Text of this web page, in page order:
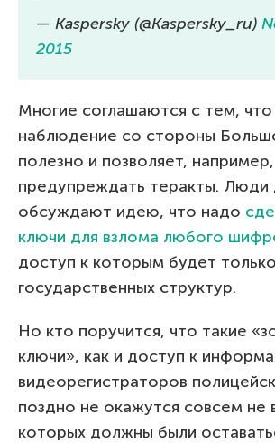
— Kaspersky (@Kaspersky_ru)
2015
Многие соглашаются с тем,
наблюдение со стороны
полезно и позволяет, например,
предупреждать теракты. Люди
обсуждают идею, что надо
ключи для взлома любого
доступ к которым будет
государственных структур.
Но кто поручится, что такие
ключи», как и доступ к
видеорегистраторов
поздно не окажутся совсем не
которых должны были